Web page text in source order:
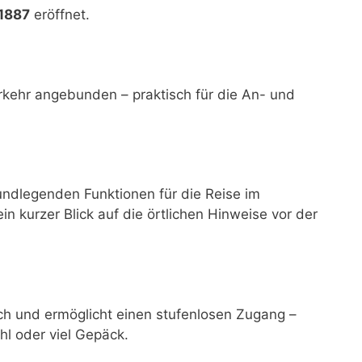
eröffnet.
angebunden – praktisch für die An- und
Funktionen für die Reise im
kurzer Blick auf die örtlichen Hinweise vor der
und ermöglicht einen stufenlosen Zugang –
oder viel Gepäck.